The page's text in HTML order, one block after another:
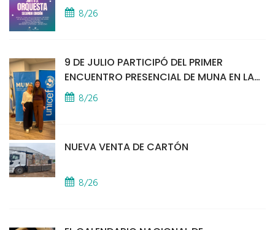
8/26
9 DE JULIO PARTICIPÓ DEL PRIMER
ENCUENTRO PRESENCIAL DE MUNA EN LA
SEDE DE UNICEF
8/26
NUEVA VENTA DE CARTÓN
8/26